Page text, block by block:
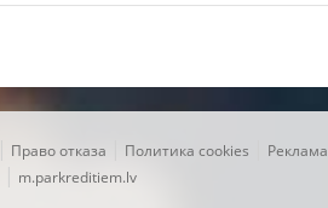
Право отказа Политика cookies Реклама
| m.parkreditiem.lv